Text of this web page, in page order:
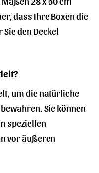
dass Ihre Boxen die
den Deckel
um die natürliche
Sie können
speziellen
vor äußeren